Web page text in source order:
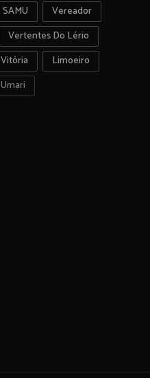
SAMU
Vereador
Vertentes Do Lério
Vitória
Limoeiro
Umari